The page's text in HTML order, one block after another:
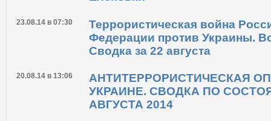
25.08.14 в 10:09
Ход АТО: ватные игры в
Еленовки
Террористическая война
Федерации против Украины.
Сводка за 22 августа